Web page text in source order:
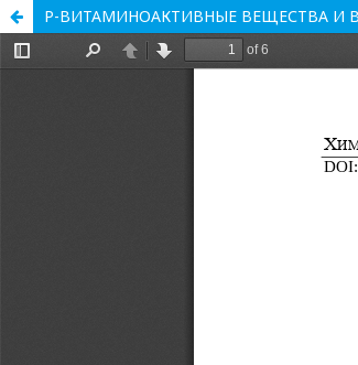
Р-ВИТАМИНОАКТИВНЫЕ ВЕЩЕСТВА И